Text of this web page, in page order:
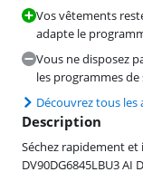
Vos vêtements
adapte le
Vous ne disposez
les programmes de
Découvrez tous
Description
Séchez rapidement
DV90DG6845LBU3